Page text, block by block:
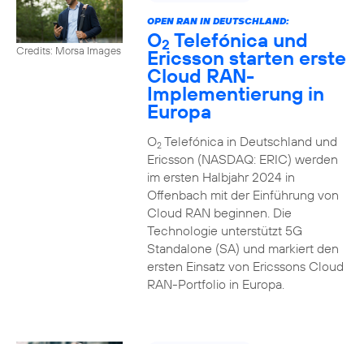
Credits: Morsa Images
OPEN RAN IN DEUTSCHLAND:
O2 Telefónica und
Ericsson starten erste
Cloud RAN-
Implementierung in
Europa
O2Telefónica in Deutschland und
Ericsson (NASDAQ: ERIC) werden
im ersten Halbjahr 2024 in
Offenbach mit der Einführung von
Cloud RAN beginnen. Die
Technologie unterstützt 5G
Standalone (SA) und markiert den
ersten Einsatz von Ericssons Cloud
RAN-Portfolio in Europa.